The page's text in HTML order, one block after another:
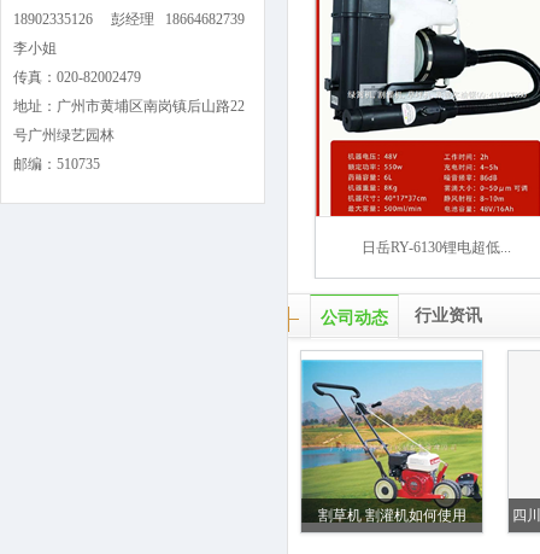
18902335126 彭经理 18664682739
李小姐
传真：020-82002479
地址：广州市黄埔区南岗镇后山路22
号广州绿艺园林
邮编：510735
日岳RY-6130锂电超低...
公司动态 行业资讯
割草机 割灌机如何使用 四